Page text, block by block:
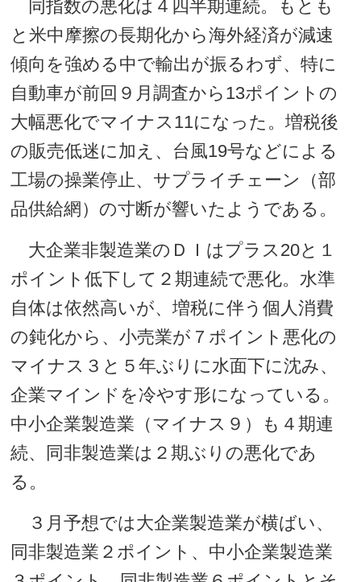
同指数の悪化は４四半期連続。もとも
と米中摩擦の長期化から海外経済が減速
傾向を強める中で輸出が振るわず、特に
自動車が前回９月調査から13ポイントの
大幅悪化でマイナス11になった。増税後
の販売低迷に加え、台風19号などによる
工場の操業停止、サプライチェーン（部
品供給網）の寸断が響いたようである。
大企業非製造業のＤＩはプラス20と１
ポイント低下して２期連続で悪化。水準
自体は依然高いが、増税に伴う個人消費
の鈍化から、小売業が７ポイント悪化の
マイナス３と５年ぶりに水面下に沈み、
企業マインドを冷やす形になっている。
中小企業製造業（マイナス９）も４期連
続、同非製造業は２期ぶりの悪化であ
る。
３月予想では大企業製造業が横ばい、
同非製造業２ポイント、中小企業製造業